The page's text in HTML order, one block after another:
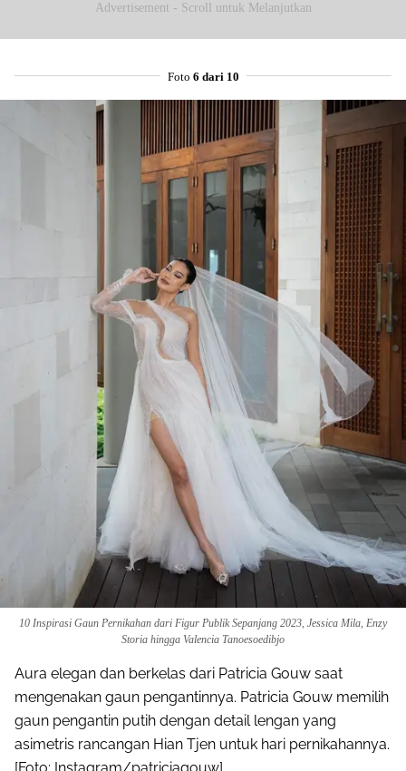
Advertisement - Scroll untuk Melanjutkan
Foto 6 dari 10
10 Inspirasi Gaun Pernikahan dari Figur Publik Sepanjang 2023, Jessica Mila, Enzy
Storia hingga Valencia Tanoesoedibjo
Aura elegan dan berkelas dari Patricia Gouw saat
mengenakan gaun pengantinnya. Patricia Gouw memilih
gaun pengantin putih dengan detail lengan yang
asimetris rancangan Hian Tjen untuk hari pernikahannya.